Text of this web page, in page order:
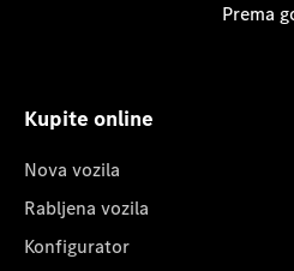
Prema
Kupite online
Nova vozila
Rabljena vozila
Konfigurator